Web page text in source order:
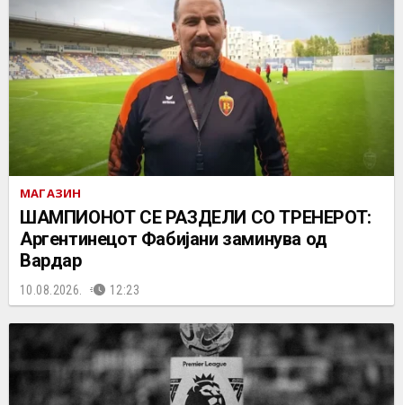
МАГАЗИН
ШАМПИОНОТ СЕ РАЗДЕЛИ СО ТРЕНЕРОТ:
Аргентинецот Фабијани заминува од
Вардар
10.08.2026. 12:23